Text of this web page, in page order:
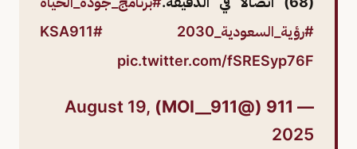
#رؤية_السعودية_2030
#KSA911
pic.twitter.com/fSRESyp76F
— 911 (@MOI__911)
August 19,
2025